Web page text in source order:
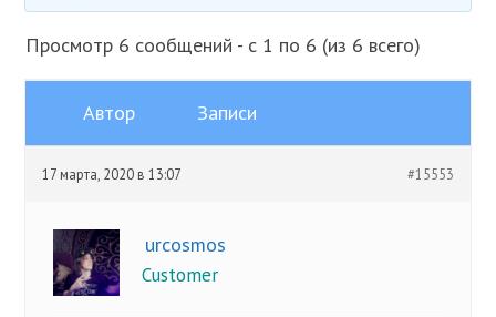
Просмотр 6 сообщений - с 1 по 6 (из 6 всего)
Автор Записи
17 марта, 2020 в 13:07 #15553
urcosmos
Customer